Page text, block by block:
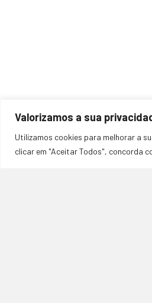
Valorizamos a sua
Utilizamos cookies para melhorar a
clicar em "Aceitar Todos", concorda